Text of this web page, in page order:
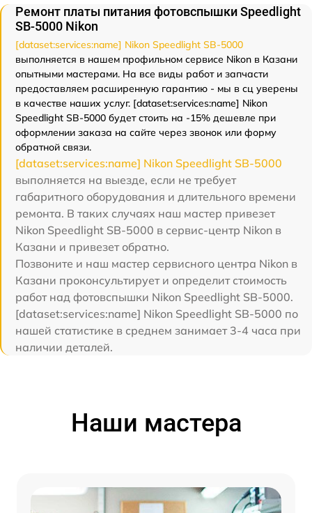
Ремонт платы питания фотовспышки Speedlight
SB-5000 Nikon
[dataset:services:name] Nikon Speedlight SB-5000
выполняется в нашем профильном сервисе Nikon в Казани
опытными мастерами. На все виды работ и запчасти
предоставляем расширенную гарантию - мы в сц уверены
в качестве наших услуг. [dataset:services:name] Nikon
Speedlight SB-5000 будет стоить на -15% дешевле при
оформлении заказа на сайте через звонок или форму
обратной связи.
[dataset:services:name] Nikon Speedlight SB-5000
выполняется на выезде, если не требует
габаритного оборудования и длительного времени
ремонта. В таких случаях наш мастер привезет
Nikon Speedlight SB-5000 в сервис-центр Nikon в
Казани и привезет обратно.
Позвоните и наш мастер сервисного центра Nikon в
Казани проконсультирует и определит стоимость
работ над фотовспышки Nikon Speedlight SB-5000.
[dataset:services:name] Nikon Speedlight SB-5000 по
нашей статистике в среднем занимает 3-4 часа при
наличии деталей.
Наши мастера